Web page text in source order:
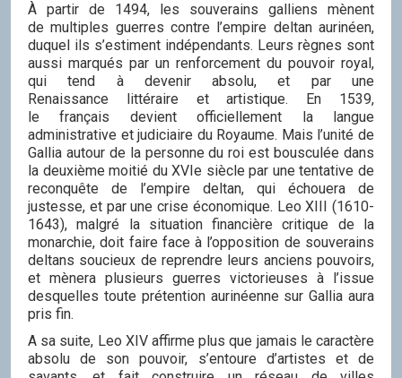
À partir de 1494, les souverains galliens mènent
de multiples guerres contre l’empire deltan aurinéen,
duquel ils s’estiment indépendants. Leurs règnes sont
aussi marqués par un renforcement du pouvoir royal,
qui tend à devenir absolu, et par une
Renaissance littéraire et artistique. En 1539,
le français devient officiellement la langue
administrative et judiciaire du Royaume. Mais l’unité de
Gallia autour de la personne du roi est bousculée dans
la deuxième moitié du XVIe siècle par une tentative de
reconquête de l’empire deltan, qui échouera de
justesse, et par une crise économique. Leo XIII (1610-
1643), malgré la situation financière critique de la
monarchie, doit faire face à l’opposition de souverains
deltans soucieux de reprendre leurs anciens pouvoirs,
et mènera plusieurs guerres victorieuses à l’issue
desquelles toute prétention aurinéenne sur Gallia aura
pris fin.
A sa suite, Leo XIV affirme plus que jamais le caractère
absolu de son pouvoir, s’entoure d’artistes et de